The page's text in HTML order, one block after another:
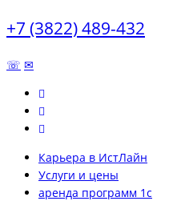
+7 (3822) 489-432
☏ ✉
Карьера в ИстЛайн
Услуги и цены
аренда программ 1с